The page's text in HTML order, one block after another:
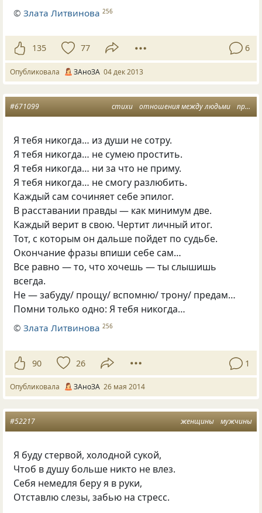
©Злата Литвинова 256
135 77 6
Опубликовала ЗАноЗА 04 дек 2013
стихи отношения между людьми правда жизни
#671099
Я тебя никогда… из души не сотру.
Я тебя никогда… не сумею простить.
Я тебя никогда… ни за что не приму.
Я тебя никогда… не смогу разлюбить.
Каждый сам сочиняет себе эпилог.
В расставании правды — как минимум две.
Каждый верит в свою. Чертит личный итог.
Тот, с которым он дальше пойдет по судьбе.
Окончание фразы впиши себе сам…
Все равно — то, что хочешь — ты слышишь
всегда.
Не — забуду/ прощу/ вспомню/ трону/ предам…
Помни только одно: Я тебя никогда…
©Злата Литвинова 256
90 26 1
Опубликовала ЗАноЗА 26 мая 2014
женщины мужчины
#52217
Я буду стервой, холодной сукой,
Чтоб в душу больше никто не влез.
Себя немедля беру я в руки,
Отставлю слезы, забью на стресс.